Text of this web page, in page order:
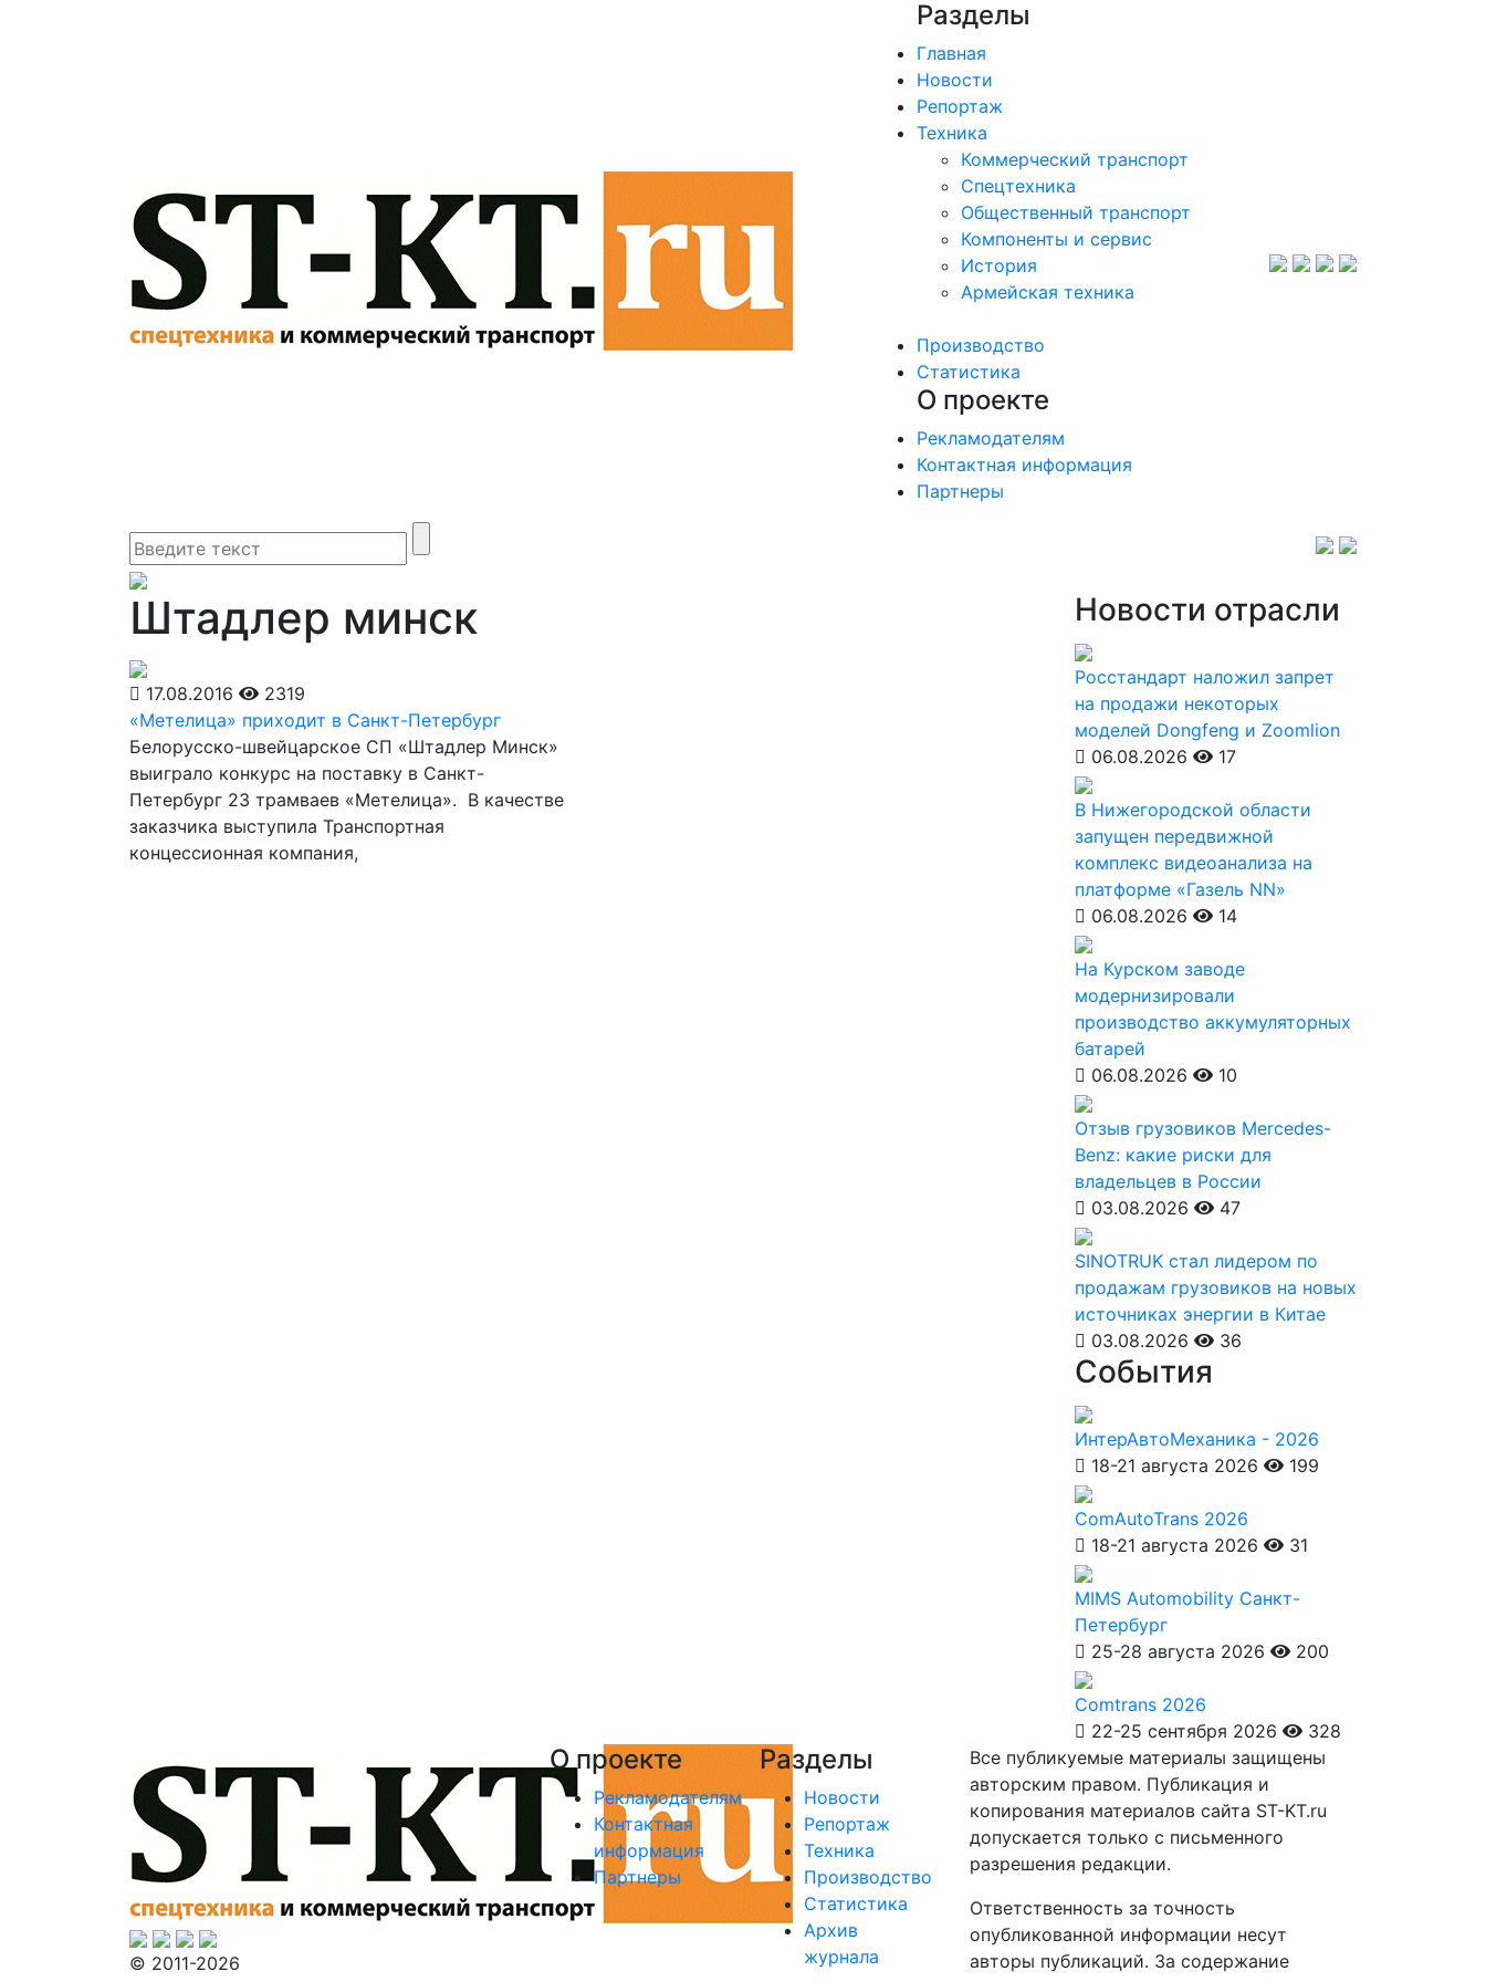
Разделы
Главная
Новости
Репортаж
Техника
Коммерческий транспорт
Спецтехника
Общественный транспорт
Компоненты и сервис
История
Армейская техника
Производство
Статистика
О проекте
Рекламодателям
Контактная информация
Партнеры
Штадлер минск
17.08.2016
2319
«Метелица» приходит в Санкт-Петербург
Белорусско-швейцарское СП «Штадлер Минск»
выиграло конкурс на поставку в Санкт-
Петербург 23 трамваев «Метелица». В качестве
заказчика выступила Транспортная
концессионная компания,
Новости отрасли
Росстандарт наложил запрет
на продажи некоторых
моделей Dongfeng и Zoomlion
06.08.2026
17
В Нижегородской области
запущен передвижной
комплекс видеоанализа на
платформе «Газель NN»
06.08.2026
14
На Курском заводе
модернизировали
производство аккумуляторных
батарей
06.08.2026
10
Отзыв грузовиков Mercedes-
Benz: какие риски для
владельцев в России
03.08.2026
47
SINOTRUK стал лидером по
продажам грузовиков на новых
источниках энергии в Китае
03.08.2026
36
События
ИнтерАвтоМеханика - 2026
18-21 августа 2026
199
ComAutoTrans 2026
18-21 августа 2026
31
MIMS Automobility Санкт-
Петербург
25-28 августа 2026
200
Comtrans 2026
22-25 сентября 2026
328
© 2011-2026
О проекте
Рекламодателям
Контактная
информация
Партнеры
Разделы
Новости
Репортаж
Техника
Производство
Статистика
Архив
журнала
Все публикуемые материалы защищены
авторским правом. Публикация и
копирования материалов сайта ST-KT.ru
допускается только с письменного
разрешения редакции.
Ответственность за точность
опубликованной информации несут
авторы публикаций. За содержание